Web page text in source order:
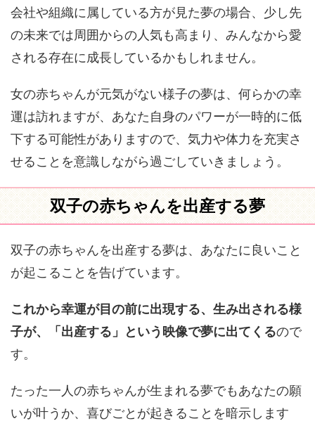
会社や組織に属している方が見た夢の場合、少し先
の未来では周囲からの人気も高まり、みんなから愛
される存在に成長しているかもしれません。
女の赤ちゃんが元気がない様子の夢は、何らかの幸
運は訪れますが、あなた自身のパワーが一時的に低
下する可能性がありますので、気力や体力を充実さ
せることを意識しながら過ごしていきましょう。
双子の赤ちゃんを出産する夢
双子の赤ちゃんを出産する夢は、あなたに良いこと
が起こることを告げています。
これから幸運が目の前に出現する、生み出される様
子が、「出産する」という映像で夢に出てくるので
す。
たった一人の赤ちゃんが生まれる夢でもあなたの願
いが叶うか、喜びごとが起きることを暗示します